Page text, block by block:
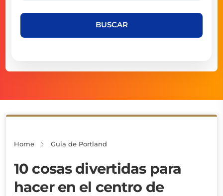
BUSCAR
Home Guía de Portland
10 cosas divertidas para
hacer en el centro de